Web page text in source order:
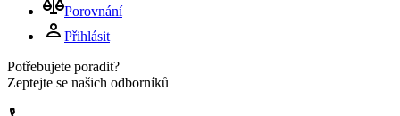
Porovnání
Přihlásit
Potřebujete poradit?
Zeptejte se našich odborníků